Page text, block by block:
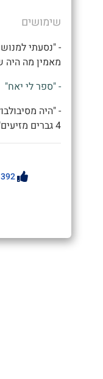
שימושים
מאמין מה היה
- "ספר לי יאח"
- "היה
4 גברים מזיעים"
392